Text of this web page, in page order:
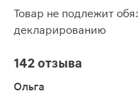
Товар не подлежит
декларированию
142 отзыва
Ольга